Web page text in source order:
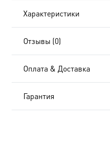
BK-Характеристики
Отзывы (0)
Оплата & Доставка
Гарантия